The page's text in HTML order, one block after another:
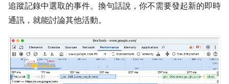
追蹤記錄中選取的事件。換句話說，你不需要發起新的即時
通訊，就能討論其他活動。